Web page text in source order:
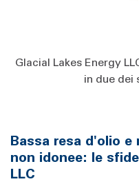
Glacial Lakes Energy
in due dei
Bassa resa d'olio
non idonee: le
LLC